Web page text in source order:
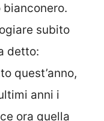
subito
detto:
quest’anno,
anni i
ora quella